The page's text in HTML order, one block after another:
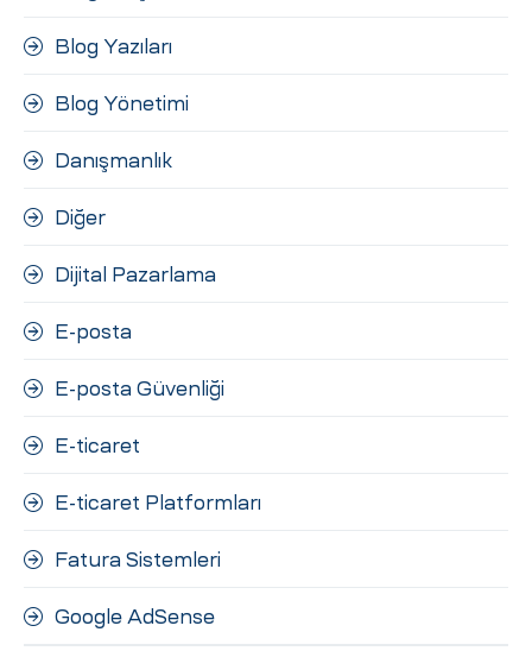
Blog Yazıları
Blog Yönetimi
Danışmanlık
Diğer
Dijital Pazarlama
E-posta
E-posta Güvenliği
E-ticaret
E-ticaret Platformları
Fatura Sistemleri
Google AdSense